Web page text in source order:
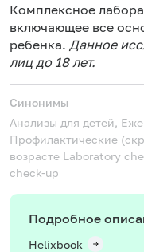
Комплексное
включающее все
ребенка. Данное
лиц до 18 лет.
Синонимы
Анализы для детей,
Профилактические
возрасте Laboratory
check-up
Подробное
Helixbook